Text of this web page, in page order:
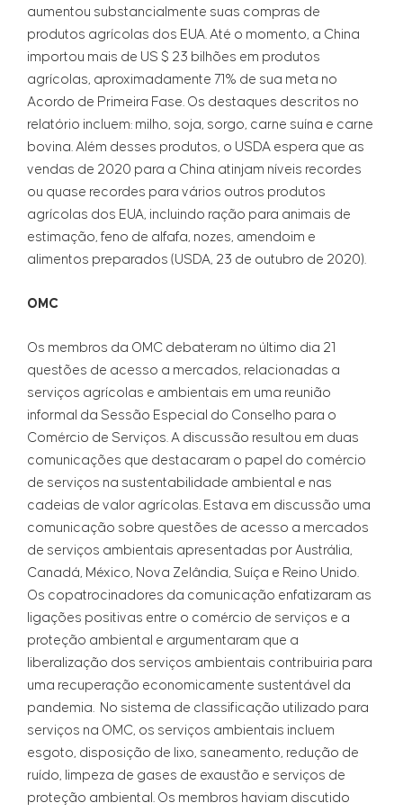
aumentou substancialmente suas compras de
produtos agrícolas dos EUA. Até o momento, a China
importou mais de US $ 23 bilhões em produtos
agrícolas, aproximadamente 71% de sua meta no
Acordo de Primeira Fase. Os destaques descritos no
relatório incluem: milho, soja, sorgo, carne suína e carne
bovina. Além desses produtos, o USDA espera que as
vendas de 2020 para a China atinjam níveis recordes
ou quase recordes para vários outros produtos
agrícolas dos EUA, incluindo ração para animais de
estimação, feno de alfafa, nozes, amendoim e
alimentos preparados (USDA, 23 de outubro de 2020).
OMC
Os membros da OMC debateram no último dia 21
questões de acesso a mercados, relacionadas a
serviços agrícolas e ambientais em uma reunião
informal da Sessão Especial do Conselho para o
Comércio de Serviços. A discussão resultou em duas
comunicações que destacaram o papel do comércio
de serviços na sustentabilidade ambiental e nas
cadeias de valor agrícolas. Estava em discussão uma
comunicação sobre questões de acesso a mercados
de serviços ambientais apresentadas por Austrália,
Canadá, México, Nova Zelândia, Suíça e Reino Unido.
Os copatrocinadores da comunicação enfatizaram as
ligações positivas entre o comércio de serviços e a
proteção ambiental e argumentaram que a
liberalização dos serviços ambientais contribuiria para
uma recuperação economicamente sustentável da
pandemia. No sistema de classificação utilizado para
serviços na OMC, os serviços ambientais incluem
esgoto, disposição de lixo, saneamento, redução de
ruído, limpeza de gases de exaustão e serviços de
proteção ambiental. Os membros haviam discutido